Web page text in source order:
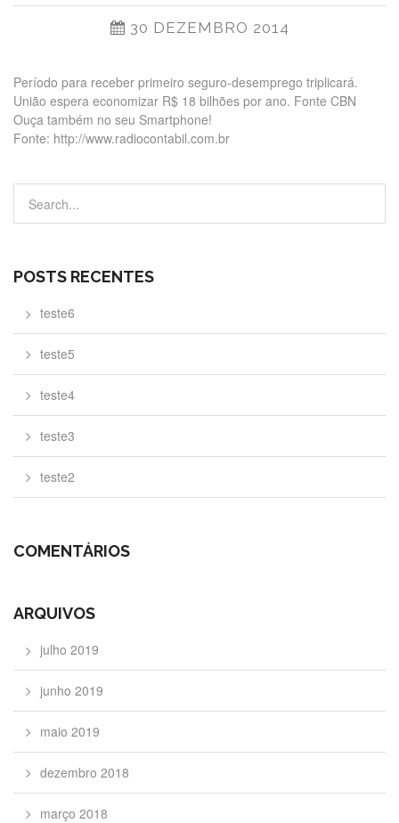
30 DEZEMBRO 2014
Período para receber primeiro seguro-desemprego triplicará.
União espera economizar R$ 18 bilhões por ano. Fonte CBN
Ouça também no seu Smartphone!
Fonte: http://www.radiocontabil.com.br
POSTS RECENTES
teste6
teste5
teste4
teste3
teste2
COMENTÁRIOS
ARQUIVOS
julho 2019
junho 2019
maio 2019
dezembro 2018
março 2018